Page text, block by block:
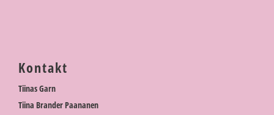
Kontakt
Tiinas Garn
Tiina Brander Paananen